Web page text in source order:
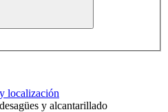
localización
y alcantarillado